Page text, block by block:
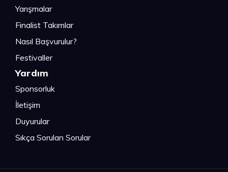
Yarışmalar
Finalist Takımlar
Nasıl Başvurulur?
Festivaller
Yardım
Sponsorluk
İletişim
Duyurular
Sıkça Sorulan Sorular